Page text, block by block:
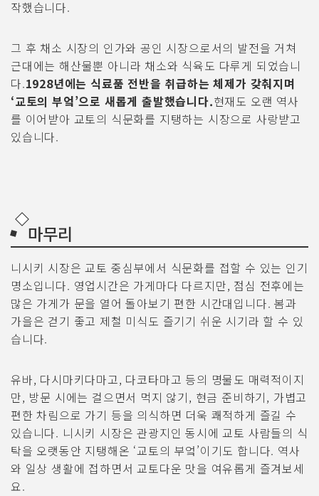
작했습니다.
그 후 채소 시장의 인가와 공인 시장으로서의 발전을 거쳐
근대에는 해산물뿐 아니라 채소와 식육도 다루게 되었습니
다.1928년에는 식료품 전반을 취급하는 체제가 갖춰지며
‘교토의 부엌’으로 새롭게 출발했습니다.현재도 오랜 역사
를 이어받아 교토의 식문화를 지탱하는 시장으로 사랑받고
있습니다.
마무리
니시키 시장은 교토 중심부에서 식문화를 접할 수 있는 인기
명소입니다. 영업시간은 가게마다 다르지만, 점심 전후에는
많은 가게가 문을 열어 돌아보기 편한 시간대입니다. 봄과
가을은 걷기 좋고 제철 미식도 즐기기 쉬운 시기라 할 수 있
습니다.
유바, 다시마키다마고, 다코타마고 등의 명물도 매력적이지
만, 방문 시에는 걸으면서 먹지 않기, 현금 준비하기, 가볍고
편한 차림으로 가기 등을 의식하면 더욱 쾌적하게 즐길 수
있습니다. 니시키 시장은 관광지인 동시에 교토 사람들의 식
탁을 오랫동안 지탱해온 ‘교토의 부엌’이기도 합니다. 역사
와 일상 생활에 접하면서 교토다운 맛을 여유롭게 즐겨보세
요.